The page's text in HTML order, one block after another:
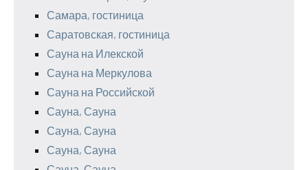
Самара, гостиница
Саратовская, гостиница
Сауна на Илекской
Сауна на Меркулова
Сауна на Российской
Сауна, Сауна
Сауна, Сауна
Сауна, Сауна